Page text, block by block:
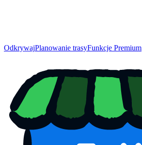
OdkrywajPlanowanie trasyFunkcje Premium